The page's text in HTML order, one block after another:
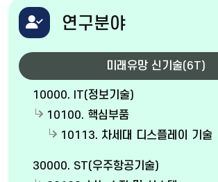
연구분야
미래유망 신기술(6T)
10000. IT(정보기술)
10100. 핵심부품
10113. 차세대 디스플레이 기술
30000. ST(우주항공기술)